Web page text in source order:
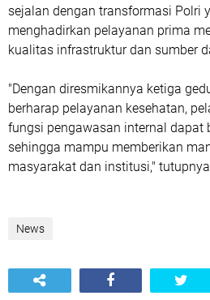
sejalan dengan transformasi Polri
menghadirkan pelayanan prima
kualitas infrastruktur dan sumber
"Dengan diresmikannya ketiga
berharap pelayanan kesehatan,
fungsi pengawasan internal dapat
sehingga mampu memberikan
masyarakat dan institusi,"
News